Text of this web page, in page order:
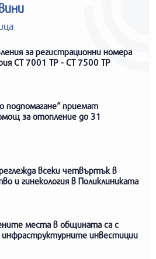
за регистрационни номера
СТ 7001 ТР - СТ 7500 ТР
подпомагане“ приемат
за отопление до 31
всеки четвъртък в
и гинекология в Поликлиниката
места в общината са с
инвестиции